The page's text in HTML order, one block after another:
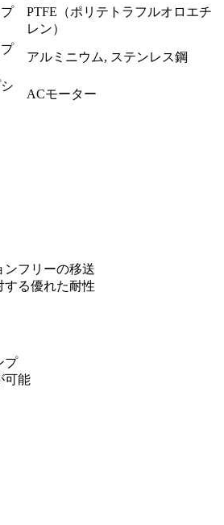
PTFE（ポリテトラフルオロエチ
レン）
アルミニウム, ステンレス鋼
ACモーター
ンフリーの移送
する優れた耐性
プ
可能